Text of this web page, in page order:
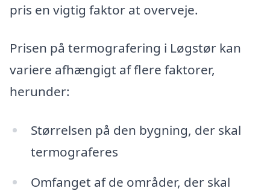
pris en vigtig faktor at overveje.
Prisen på termografering i Løgstør kan
variere afhængigt af flere faktorer,
herunder:
Størrelsen på den bygning, der skal
termograferes
Omfanget af de områder, der skal